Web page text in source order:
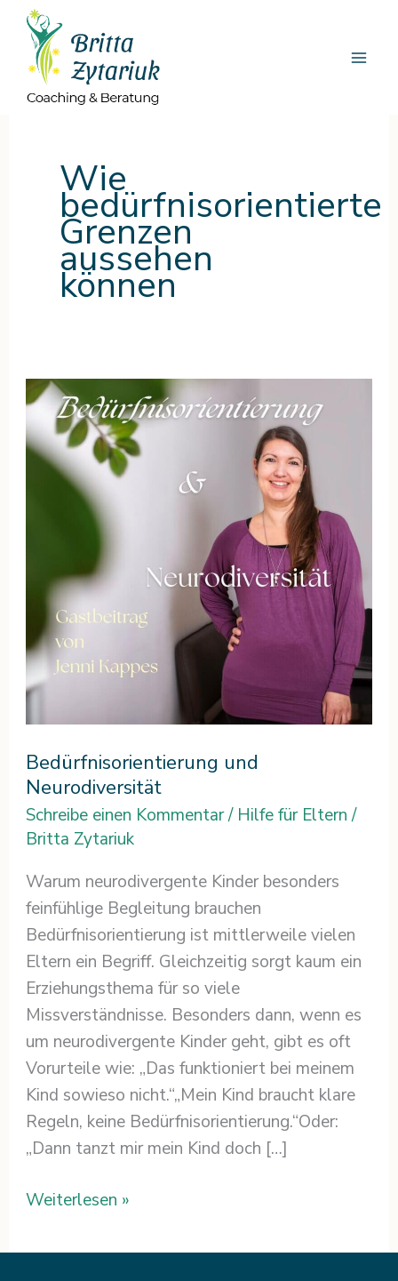
Zum
Inhalt
springen
Wie
bedürfnisorientierte
Grenzen
aussehen
können
Bedürfnisorientierung und
Neurodiversität
Schreibe einen Kommentar/ Hilfe für Eltern/
Britta Zytariuk
Warum neurodivergente Kinder besonders
feinfühlige Begleitung brauchen
Bedürfnisorientierung ist mittlerweile vielen
Eltern ein Begriff. Gleichzeitig sorgt kaum ein
Erziehungsthema für so viele
Missverständnisse. Besonders dann, wenn es
um neurodivergente Kinder geht, gibt es oft
Vorurteile wie: „Das funktioniert bei meinem
Kind sowieso nicht.“„Mein Kind braucht klare
Regeln, keine Bedürfnisorientierung.“Oder:
„Dann tanzt mir mein Kind doch […]
Bedürfnisorientierung
Neurodiversität
Weiterlesen »